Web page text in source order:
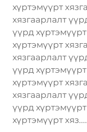
хүртэмүүрт
хязгаарлалт
үүрд
хүртэмүүрт
хязгаарлалт
үүрд
хүртэмүүрт
хязгаарлалт
үүрд
хүртэмүүрт